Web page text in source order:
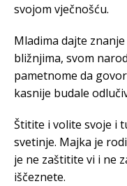
svojom vječnošću.
Mladima dajte
bližnjima, svom
pametnome da
kasnije budale
Štitite i volite svoje i
svetinje. Majka je
je ne zaštitite vi i ne
iščeznete.